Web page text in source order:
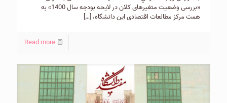
«بررسی وضعیت متغيرهای كلان در لایحه بودجه سال 1400» به
همت مركز مطالعات اقتصادی این دانشگاه، […]
Read more